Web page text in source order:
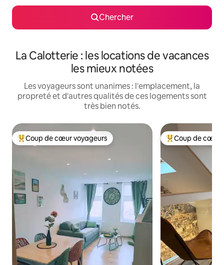
Chercher
La Calotterie : les locations de vacances
les mieux notées
Les voyageurs sont unanimes : l'emplacement, la
propreté et d'autres qualités de ces logements sont
très bien notés.
Coup de cœur voyageurs parmi les plus aimés
Coup de cœur voyageurs Coup de cœur
Coup de cœur